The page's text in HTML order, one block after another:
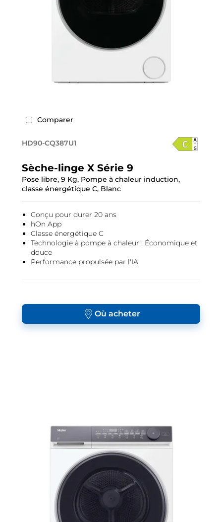
Comparer
HD90-CQ387U1
Sèche-linge X Série 9
Pose libre, 9 Kg, Pompe à chaleur induction,
classe énergétique C, Blanc
Conçu pour durer 20 ans
hOn App
Classe énergétique C
Technologie à pompe à chaleur : Économique et
douce
Performance propulsée par l'IA
Où acheter